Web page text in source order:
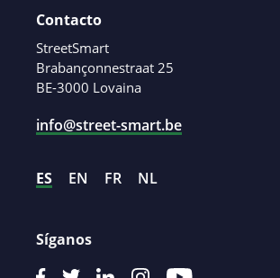
Contacto
StreetSmart
Brabançonnestraat 25
BE-3000 Lovaina
info@street-smart.be
ES EN FR NL
Síganos